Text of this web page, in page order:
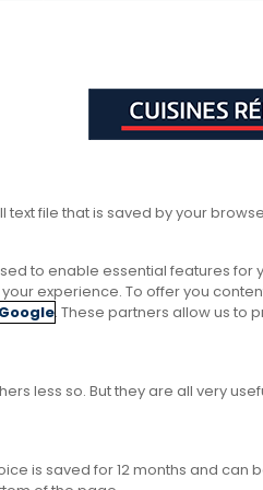
mode de
sur-
inspiration et
ET AGENCEMENT
cuisiner tout en
télé du salon ? Lorsque vous
tout en faisant le
ouverte est faite pour vous
text file that is saved by your
to enable essential features for
experience. To offer you
Google. These partners allow us to
less so. But they are all very
is saved for 12 months and